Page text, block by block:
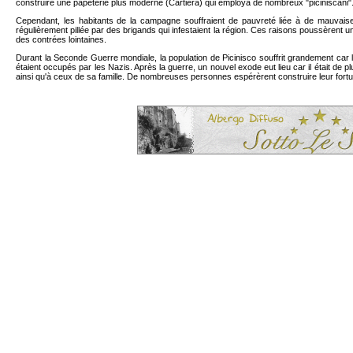
construire une papeterie plus moderne (Cartiera) qui employa de nombreux "piciniscani".
Cependant, les habitants de la campagne souffraient de pauvreté liée à de
régulièrement pillée par des brigands qui infestaient la région. Ces raisons poussèrent
des contrées lointaines.
Durant la Seconde Guerre mondiale, la population de Picinisco souffrit grandement
étaient occupés par les Nazis. Après la guerre, un nouvel exode eut lieu car il était de
ainsi qu'à ceux de sa famille. De nombreuses personnes espérèrent construire leur